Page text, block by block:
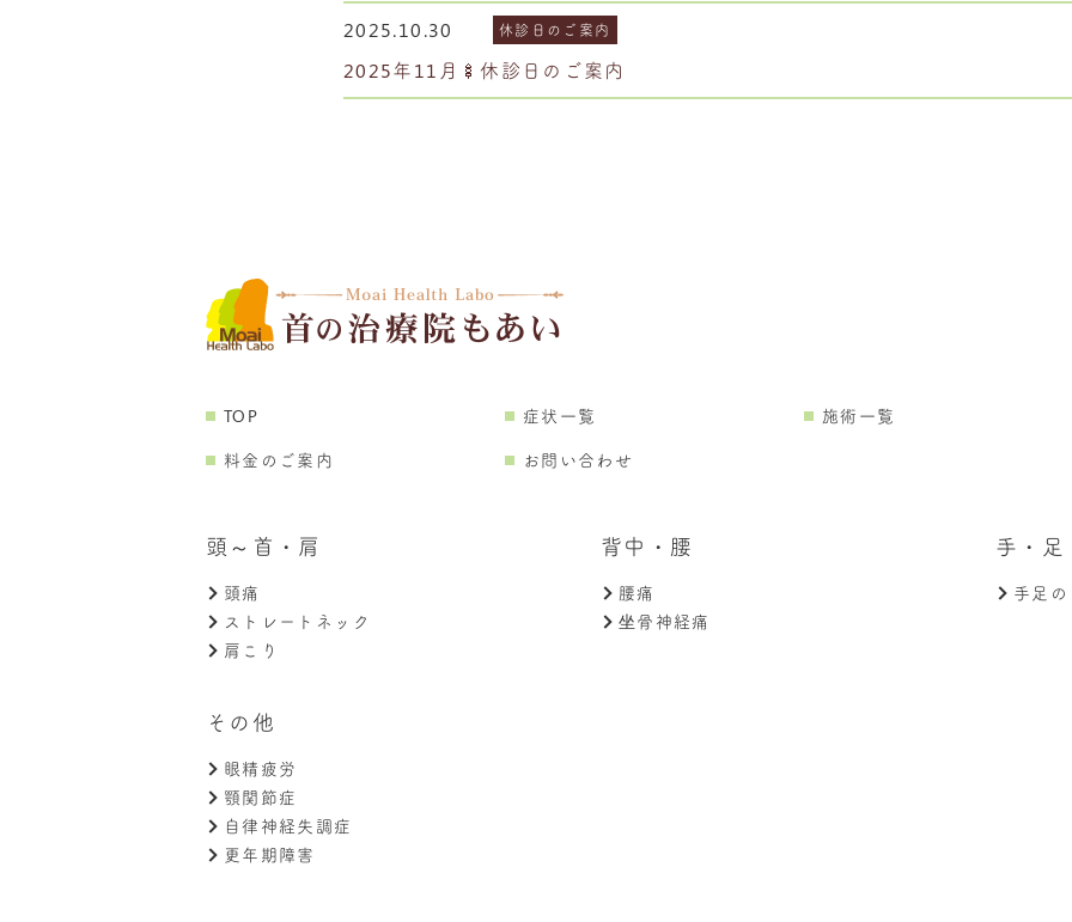
2025.10.30 休診日のご案内
2025年11月🍢休診日のご案内
TOP 症状一覧
施術一覧
料金のご案内
お問い合わせ
頭～首・肩
頭痛
ストレートネック
肩こり
背中・腰
腰痛
坐骨神経痛
手・足
手足
その他
眼精疲労
顎関節症
自律神経失調症
更年期障害